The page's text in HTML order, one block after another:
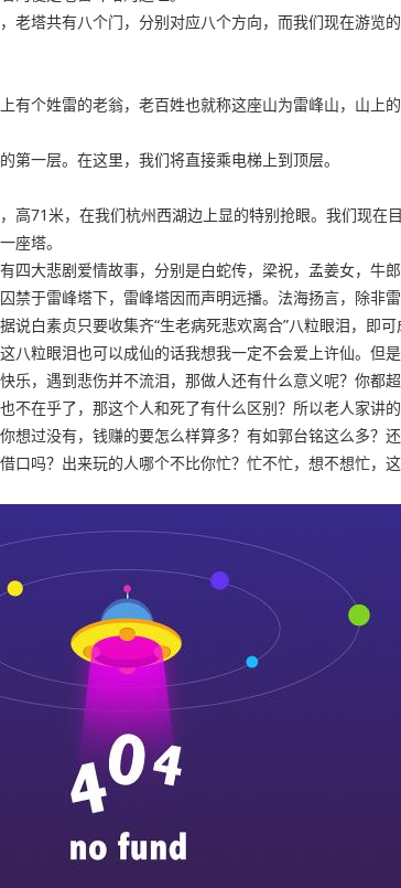
塔共有八个门，分别对应八个方向，而我们现在游览
个姓雷的老翁，老百姓也就称这座山为雷峰山，山上
一层。在这里，我们将直接乘电梯上到顶层。
71米，在我们杭州西湖边上显的特别抢眼。我们现在
座塔。
大悲剧爱情故事，分别是白蛇传，梁祝，孟姜女，牛
于雷峰塔下，雷峰塔因而声明远播。法海扬言，除非
白素贞只要收集齐“生老病死悲欢离合”八粒眼泪，即
粒眼泪也可以成仙的话我想我一定不会爱上许仙。但
，遇到悲伤并不流泪，那做人还有什么意义呢？你都
在乎了，那这个人和死了有什么区别？所以老人家讲
过没有，钱赚的要怎么样算多？有如郭台铭这么多？
吗？出来玩的人哪个不比你忙？忙不忙，想不想忙，